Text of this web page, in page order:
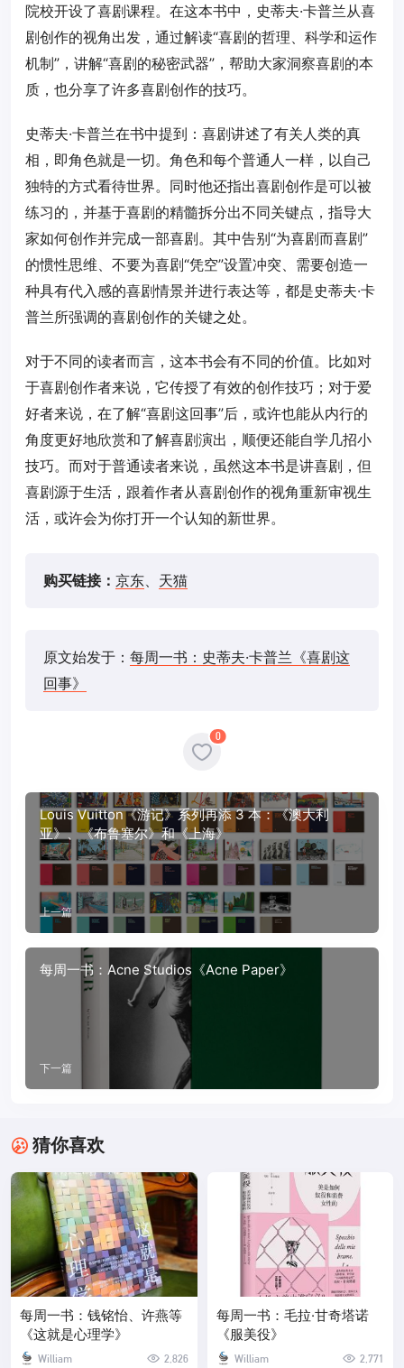
院校开设了喜剧课程。在这本书中，史蒂夫·卡普兰从喜
剧创作的视角出发，通过解读“喜剧的哲理、科学和运作
机制”，讲解“喜剧的秘密武器”，帮助大家洞察喜剧的本
质，也分享了许多喜剧创作的技巧。
史蒂夫·卡普兰在书中提到：喜剧讲述了有关人类的真
相，即角色就是一切。角色和每个普通人一样，以自己
独特的方式看待世界。同时他还指出喜剧创作是可以被
练习的，并基于喜剧的精髓拆分出不同关键点，指导大
家如何创作并完成一部喜剧。其中告别“为喜剧而喜剧”
的惯性思维、不要为喜剧“凭空”设置冲突、需要创造一
种具有代入感的喜剧情景并进行表达等，都是史蒂夫·卡
普兰所强调的喜剧创作的关键之处。
对于不同的读者而言，这本书会有不同的价值。比如对
于喜剧创作者来说，它传授了有效的创作技巧；对于爱
好者来说，在了解“喜剧这回事”后，或许也能从内行的
角度更好地欣赏和了解喜剧演出，顺便还能自学几招小
技巧。而对于普通读者来说，虽然这本书是讲喜剧，但
喜剧源于生活，跟着作者从喜剧创作的视角重新审视生
活，或许会为你打开一个认知的新世界。
购买链接： 京东 天猫
原文始发于： 每周一书：史蒂夫·卡普兰《喜剧这
回事》
0
Louis Vuitton《游记》系列再添 3 本：《澳大利
亚》、《布鲁塞尔》和《上海》
上一篇
每周一书：Acne Studios《Acne Paper》
下一篇
猜你喜欢
每周一书：钱铭怡、许燕等
《这就是心理学》
William 2,826
每周一书：毛拉·甘奇塔诺
《服美役》
William 2,771